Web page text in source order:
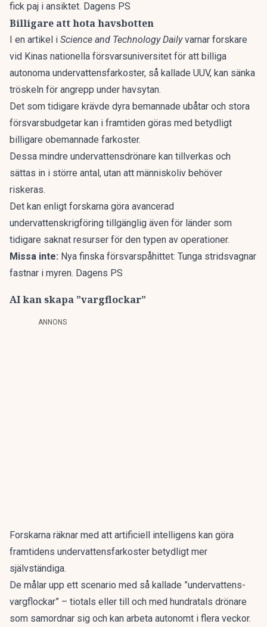
fick paj i ansiktet. Dagens PS
Billigare att hota havsbotten
I en artikel i Science and Technology Dailyvarnar forskare
vid Kinas nationella försvarsuniversitet för att billiga
autonoma undervattensfarkoster, så kallade UUV, kan sänka
tröskeln för angrepp under havsytan.
Det som tidigare krävde dyra bemannade ubåtar och stora
försvarsbudgetar kan i framtiden göras med betydligt
billigare obemannade farkoster.
Dessa mindre undervattensdrönare kan tillverkas och
sättas in i större antal, utan att människoliv behöver
riskeras.
Det kan enligt forskarna göra avancerad
undervattenskrigföring tillgänglig även för länder som
tidigare saknat resurser för den typen av operationer.
Missa inte: Nya finska försvarspåhittet: Tunga stridsvagnar
fastnar i myren. Dagens PS
AI kan skapa ”vargflockar”
ANNONS
Forskarna räknar med att artificiell intelligens kan göra
framtidens undervattensfarkoster betydligt mer
självständiga.
De målar upp ett scenario med så kallade ”undervattens-
vargflockar” – tiotals eller till och med hundratals drönare
som samordnar sig och kan arbeta autonomt i flera veckor.